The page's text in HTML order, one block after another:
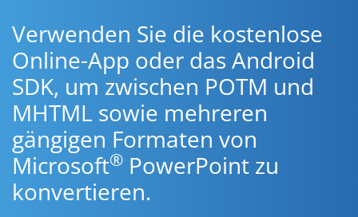
Verwenden Sie die kostenlose
Online-App oder das Android
SDK, um zwischen POTM und
MHTML sowie mehreren
gängigen Formaten von
Microsoft® PowerPoint zu
konvertieren.